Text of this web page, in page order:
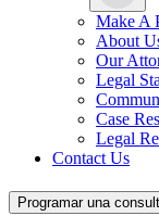
Make A
About
Our
Legal
Case
Legal
Contact Us
Programar una